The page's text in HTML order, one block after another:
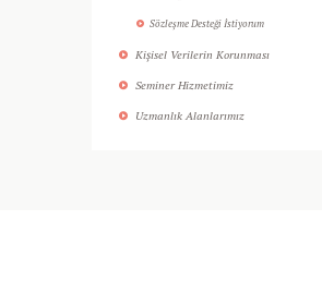
Sözleşme Desteği İstiyorum
Kişisel Verilerin Korunması
Seminer Hizmetimiz
Uzmanlık Alanlarımız